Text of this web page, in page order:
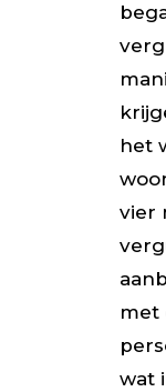
het
vier
met
wat